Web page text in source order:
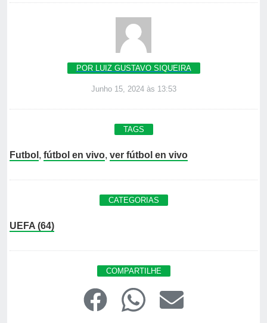
POR LUIZ GUSTAVO SIQUEIRA
Junho 15, 2024 às 13:53
TAGS
Futbol , fútbol en vivo, ver fútbol en vivo
CATEGORIAS
UEFA (64)
COMPARTILHE